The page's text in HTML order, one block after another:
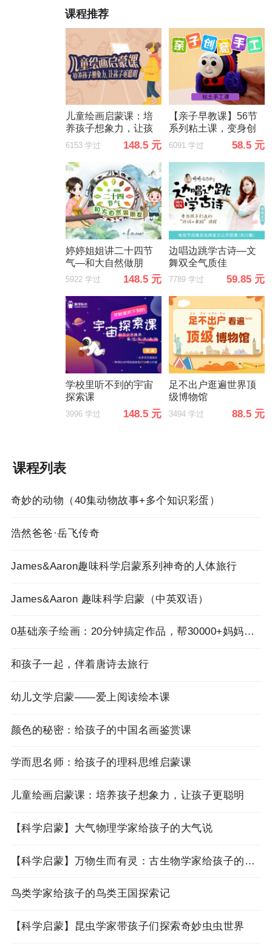
课程推荐
儿童绘画启蒙课：培
养孩子想象力，让孩
子更聪明
6153 学过 148.5 元
【亲子早教课】56节
系列粘土课，变身创
意小达人
6091 学过 58.5 元
婷婷姐姐讲二十四节
气—和大自然做朋
友，神奇的自然大百
5922 学过 148.5 元
边唱边跳学古诗—文
舞双全气质佳
7789 学过 59.85 元
学校里听不到的宇宙
探索课
3996 学过 148.5 元
足不出户逛遍世界顶
级博物馆
3494 学过 88.5 元
课程列表
奇妙的动物（40集动物故事+多个知识彩蛋）
浩然爸爸·岳飞传奇
James&Aaron趣味科学启蒙系列神奇的人体旅行
James&Aaron 趣味科学启蒙（中英双语）
0基础亲子绘画：20分钟搞定作品，帮30000+妈妈改善亲子关系！
和孩子一起，伴着唐诗去旅行
幼儿文学启蒙——爱上阅读绘本课
颜色的秘密：给孩子的中国名画鉴赏课
学而思名师：给孩子的理科思维启蒙课
儿童绘画启蒙课：培养孩子想象力，让孩子更聪明
【科学启蒙】大气物理学家给孩子的大气说
【科学启蒙】万物生而有灵：古生物学家给孩子的生命简史
鸟类学家给孩子的鸟类王国探索记
【科学启蒙】昆虫学家带孩子们探索奇妙虫虫世界